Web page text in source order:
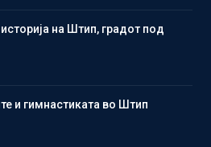
на Штип, градот под
и гимнастиката во Штип